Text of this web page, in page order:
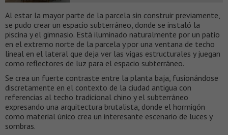
Al estar la mayor parte de la parcela sin construir previamente,
se pudo crear un espacio subterráneo, donde se instaló la
piscina y el gimnasio. Está iluminado naturalmente por un patio
en el extremo norte de la parcela y por una ventana de techo
lineal en el lateral que deja ver las vigas estructurales y juegan
como reflectores de luz para el espacio subterráneo.
Se crea un fuerte contraste entre la planta baja, fusionándose
discretamente en el contexto de la ciudad antigua con
referencias al techo tradicional chino y el subterráneo
expresando una arquitectura brutalista, donde el hormigón
como material único crea un interesante escenario de luces y
sombras.